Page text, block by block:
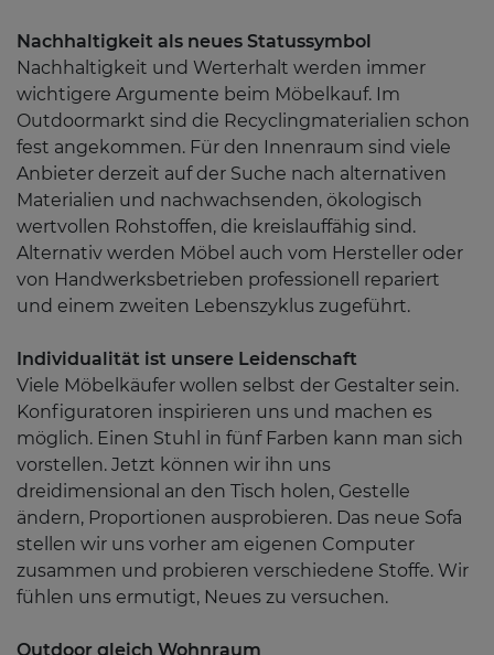
Nachhaltigkeit als neues Statussymbol
Nachhaltigkeit und Werterhalt werden immer
wichtigere Argumente beim Möbelkauf. Im
Outdoormarkt sind die Recyclingmaterialien schon
fest angekommen. Für den Innenraum sind viele
Anbieter derzeit auf der Suche nach alternativen
Materialien und nachwachsenden, ökologisch
wertvollen Rohstoffen, die kreislauffähig sind.
Alternativ werden Möbel auch vom Hersteller oder
von Handwerksbetrieben professionell repariert
und einem zweiten Lebenszyklus zugeführt.
Individualität ist unsere Leidenschaft
Viele Möbelkäufer wollen selbst der Gestalter sein.
Konfiguratoren inspirieren uns und machen es
möglich. Einen Stuhl in fünf Farben kann man sich
vorstellen. Jetzt können wir ihn uns
dreidimensional an den Tisch holen, Gestelle
ändern, Proportionen ausprobieren. Das neue Sofa
stellen wir uns vorher am eigenen Computer
zusammen und probieren verschiedene Stoffe. Wir
fühlen uns ermutigt, Neues zu versuchen.
Outdoor gleich Wohnraum